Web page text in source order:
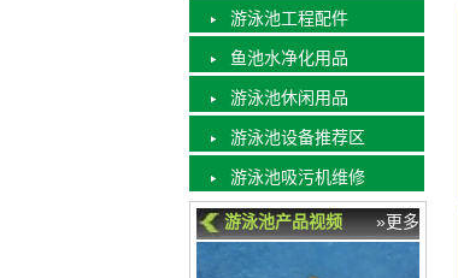
游泳池工程配件
鱼池水净化用品
游泳池休闲用品
游泳池设备推荐区
游泳池吸污机维修
»更多
游泳池产品视频